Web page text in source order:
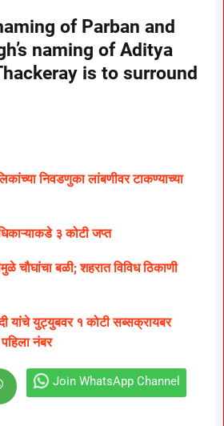
of Parban and
naming of Aditya
is to surround
निवडणुका लांबणीवर टाकण्याच्या
३ कोटी जप्त
चौघांचा बळी; शहरात विविध ठिकाणी
यांचे युट्युबवर १ कोटी सब्सक्रायबर
नंबर
Join WhatsApp Channel